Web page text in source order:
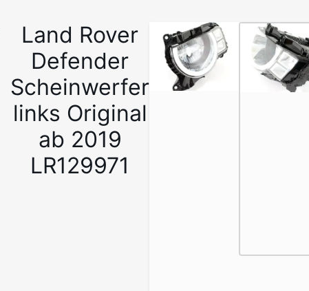
Land Rover
Defender
Scheinwerfer
links Original
ab 2019
LR129971
1
/
4